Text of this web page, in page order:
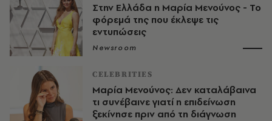
Στην Ελλάδα η Μαρία Μενούνος - Το
φόρεμά της που έκλεψε τις
εντυπώσεις
Newsroom
CELEBRITIES
Μαρία Μενούνος: Δεν καταλάβαινα
τι συνέβαινε γιατί η επιδείνωση
ξεκίνησε πριν από τη διάγνωση